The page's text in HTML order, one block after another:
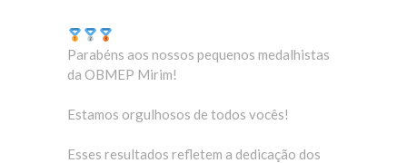
Parabéns aos nossos pequenos medalhistas
da OBMEP Mirim!
Estamos orgulhosos de todos vocês!
Esses resultados refletem a dedicação dos